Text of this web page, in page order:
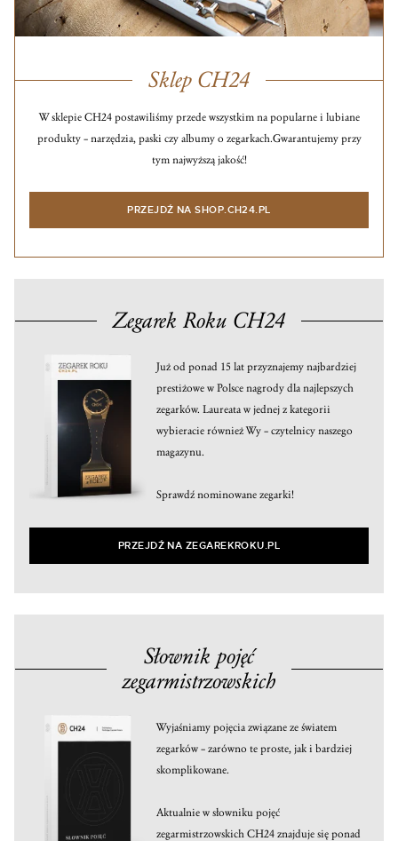
Sklep CH24
W sklepie CH24 postawiliśmy przede wszystkim na popularne i lubiane
produkty – narzędzia, paski czy albumy o zegarkach.Gwarantujemy przy
tym najwyższą jakość!
PRZEJDŹ NA SHOP.CH24.PL
Zegarek Roku CH24
Już od ponad 15 lat przyznajemy najbardziej
prestiżowe w Polsce nagrody dla najlepszych
zegarków. Laureata w jednej z kategorii
wybieracie również Wy – czytelnicy naszego
magazynu.
Sprawdź nominowane zegarki!
PRZEJDŹ NA ZEGAREKROKU.PL
Słownik pojęć
zegarmistrzowskich
Wyjaśniamy pojęcia związane ze światem
zegarków – zarówno te proste, jak i bardziej
skomplikowane.
Aktualnie w słowniku pojęć
zegarmistrzowskich CH24 znajduje się ponad